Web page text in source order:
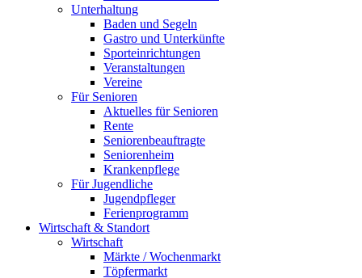
Unterhaltung
Baden und Segeln
Gastro und Unterkünfte
Sporteinrichtungen
Veranstaltungen
Vereine
Für Senioren
Aktuelles für Senioren
Rente
Seniorenbeauftragte
Seniorenheim
Krankenpflege
Für Jugendliche
Jugendpfleger
Ferienprogramm
Wirtschaft & Standort
Wirtschaft
Märkte / Wochenmarkt
Töpfermarkt